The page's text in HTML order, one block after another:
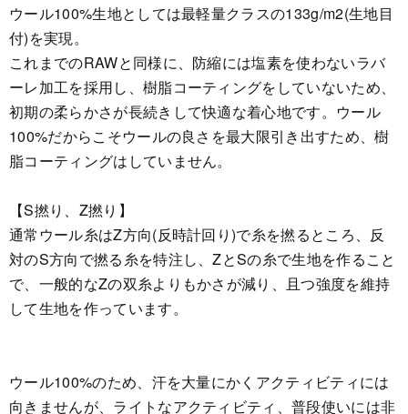
ウール100%生地としては最軽量クラスの133g/m2(生地目
付)を実現。
これまでのRAWと同様に、防縮には塩素を使わないラバ
ーレ加工を採用し、樹脂コーティングをしていないため、
初期の柔らかさが長続きして快適な着心地です。ウール
100%だからこそウールの良さを最大限引き出すため、樹
脂コーティングはしていません。
【S撚り、Z撚り】
通常ウール糸はZ方向(反時計回り)で糸を撚るところ、反
対のS方向で撚る糸を特注し、ZとSの糸で生地を作ること
で、一般的なZの双糸よりもかさが減り、且つ強度を維持
して生地を作っています。
ウール100%のため、汗を大量にかくアクティビティには
向きませんが、ライトなアクティビティ、普段使いには非